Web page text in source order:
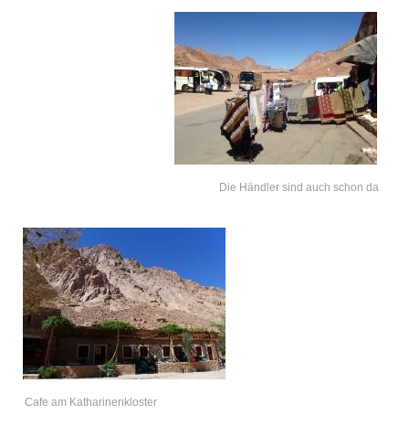
Die Händler sind auch schon da
Cafe am Katharinenkloster